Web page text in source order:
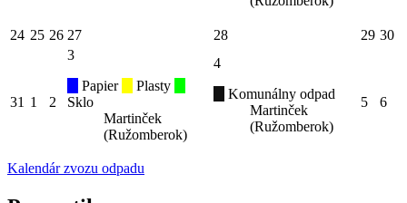
24 25 26 27 28 29 30
31 1 2
3
Papier
Plasty
Sklo
Martinček
(Ružomberok)
4
Komunálny odpad
Martinček
(Ružomberok)
5 6
Kalendár zvozu odpadu